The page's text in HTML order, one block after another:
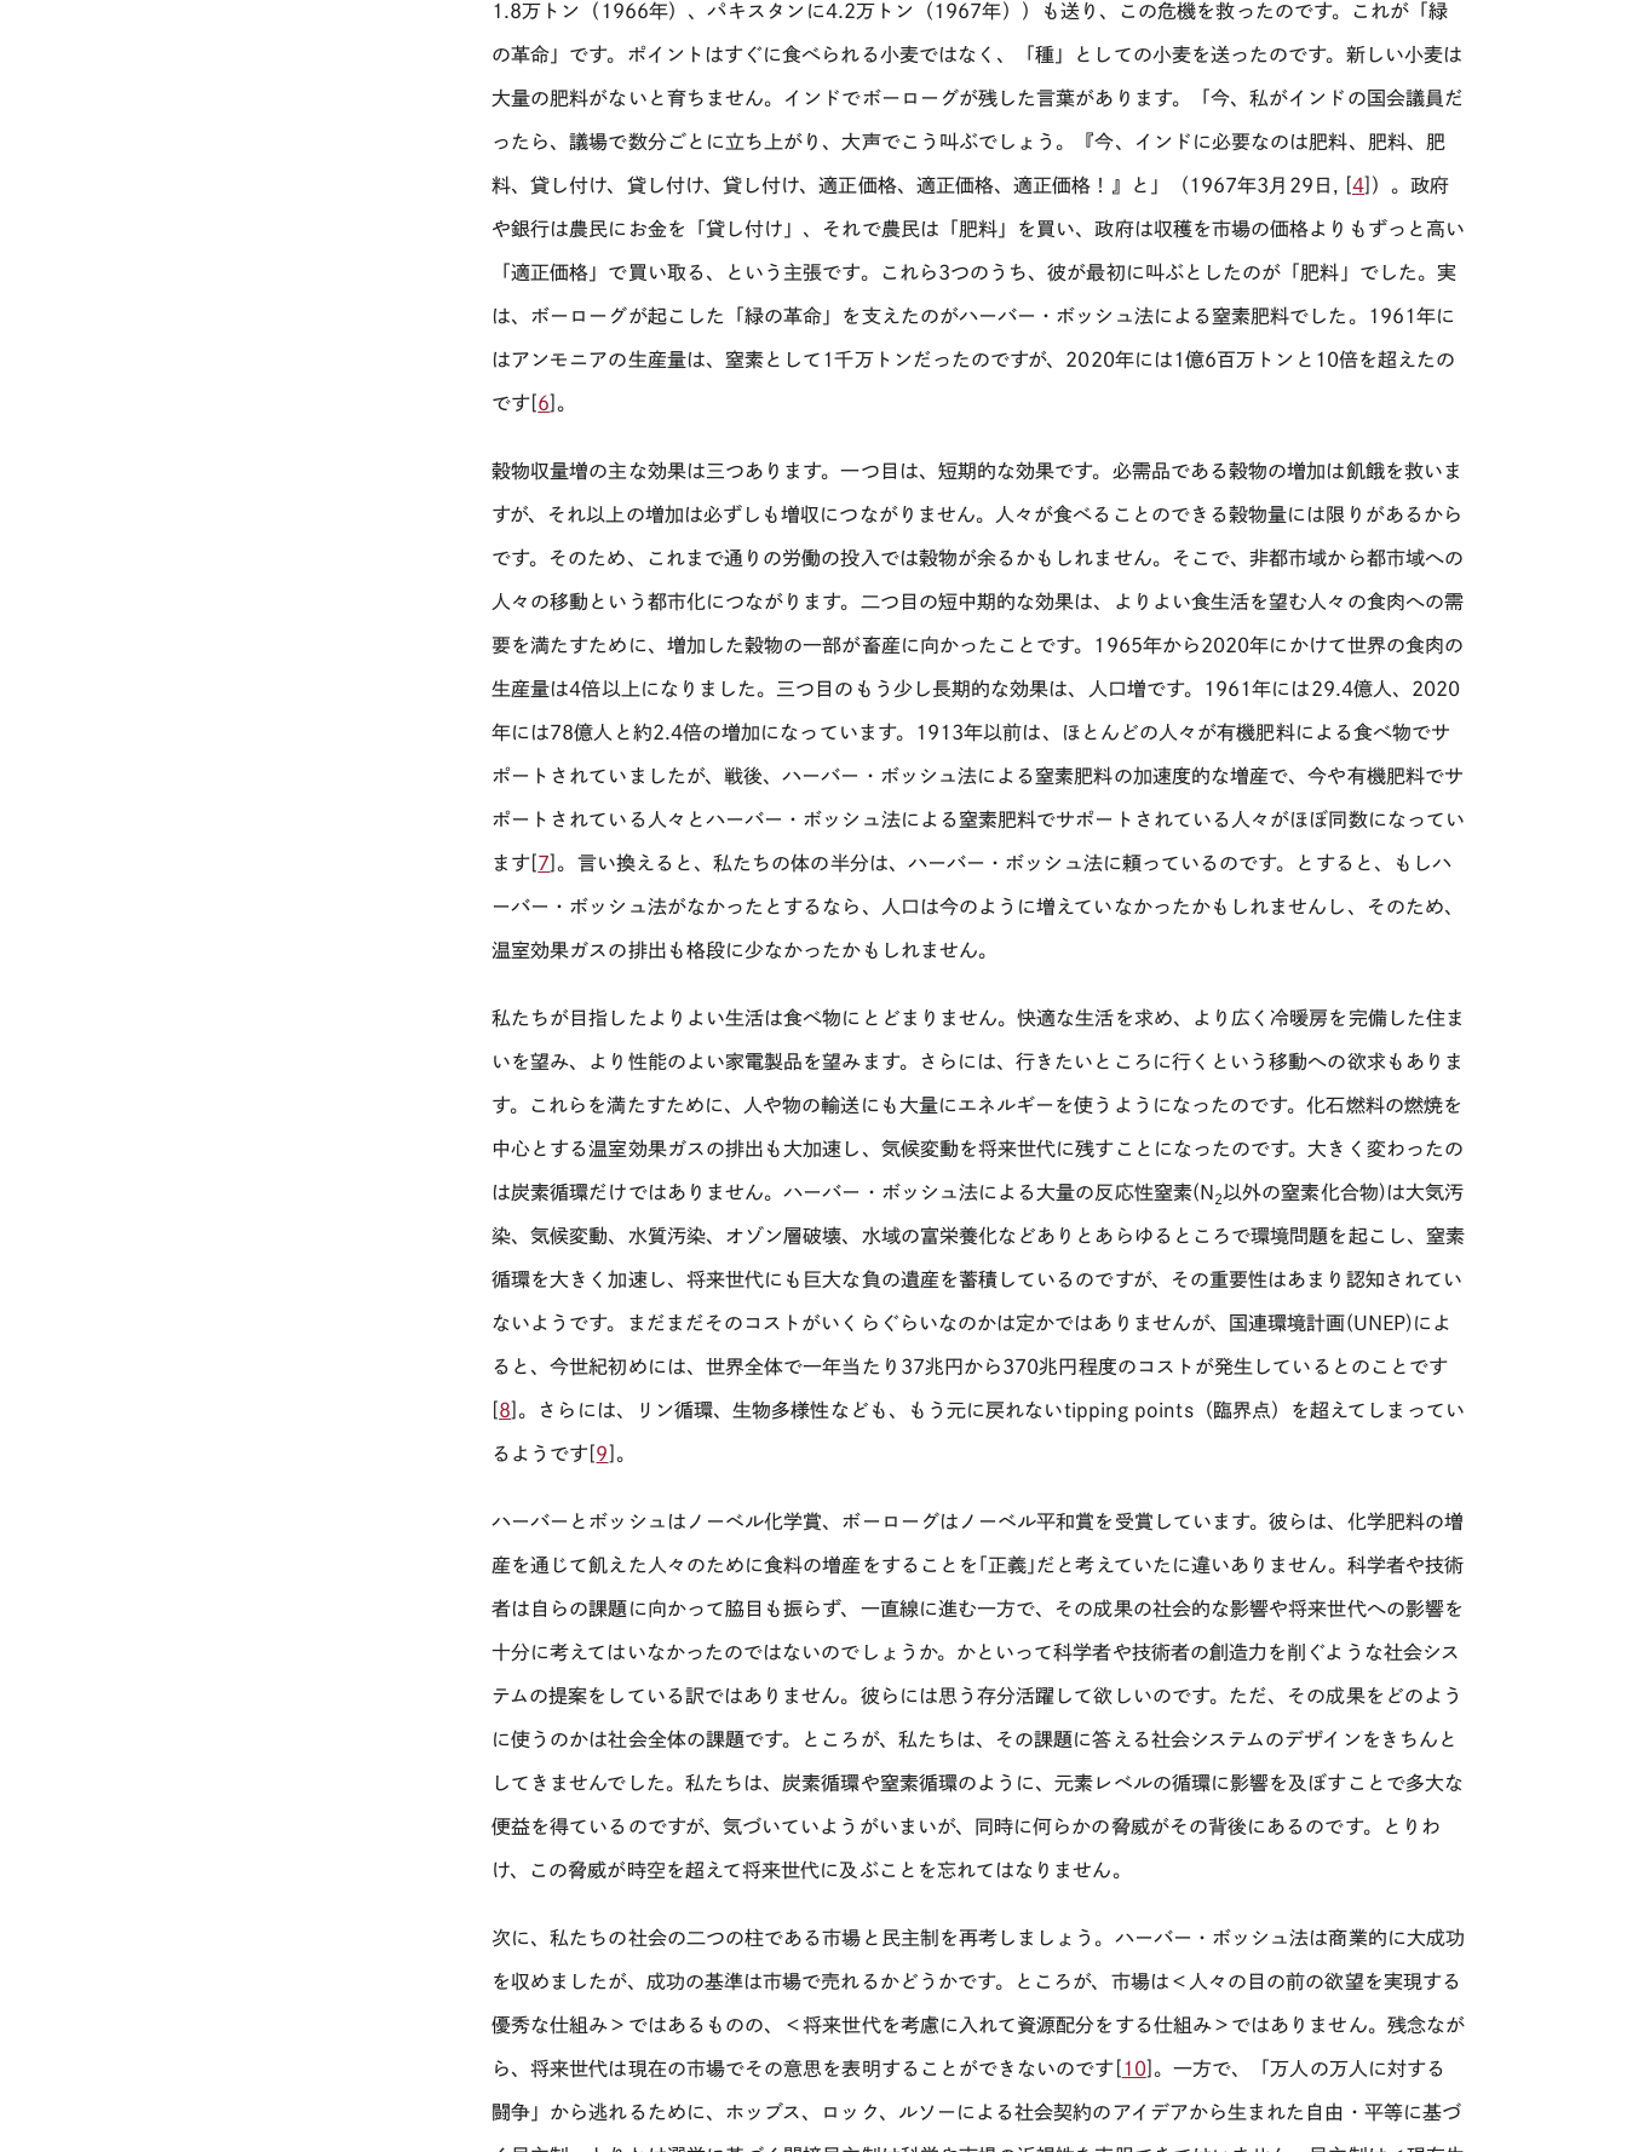
1.8万トン（1966年）、パキスタンに4.2万トン（1967年））も送り、この危機を救ったのです。これが「緑
の革命」です。ポイントはすぐに食べられる小麦ではなく、「種」としての小麦を送ったのです。新しい小麦は
大量の肥料がないと育ちません。インドでボーローグが残した言葉があります。「今、私がインドの国会議員だ
ったら、議場で数分ごとに立ち上がり、大声でこう叫ぶでしょう。『今、インドに必要なのは肥料、肥料、肥
料、貸し付け、貸し付け、貸し付け、適正価格、適正価格、適正価格！』と」（ 1967年3 月 29 日 , [4 ）。政府
や銀行は農民にお金を「貸し付け」、それで農民は「肥料」を買い、政府は収穫を市場の価格よりもずっと高い
「適正価格」で買い取る、という主張です。これら3つのうち、彼が最初に叫ぶとしたのが「肥料」でした。実
は、ボーローグが起こした「緑の革命」を支えたのがハーバー・ボッシュ法による窒素肥料でした。1961年に
はアンモニアの生産量は、窒素として1千万トンだったのですが、2020年には1億6百万トンと10倍を超えたの
です[ 6 ]。
穀物収量増の主な効果は三つあります。一つ目は、短期的な効果です。必需品である穀物の増加は飢餓を救いま
すが、それ以上の増加は必ずしも増収につながりません。人々が食べることのできる穀物量には限りがあるから
です。そのため、これまで通りの労働の投入では穀物が余るかもしれません。そこで、非都市域から都市域への
人々の移動という都市化につながります。二つ目の短中期的な効果は、よりよい食生活を望む人々の食肉への需
要を満たすために、増加した穀物の一部が畜産に向かったことです。 1965年から2020年にかけて世界の食肉の
生産量は4倍以上になりました。三つ目のもう少し長期的な効果は、人口増です。1961年には29.4億人、2020
年には78億人と約2.4倍の増加になっています。1913年以前は、ほとんどの人々が有機肥料による食べ物でサ
ポートされていましたが、戦後、ハーバー・ボッシュ法による窒素肥料の加速度的な増産で、今や有機肥料でサ
ポートされている人々とハーバー・ボッシュ法による窒素肥料でサポートされている人々がほぼ同数になってい
ます[ 7 ]。言い換えると、私たちの体の半分は、ハーバー・ボッシュ法に頼っているのです。とすると、もしハ
ーバー・ボッシュ法がなかったとするなら、人口は今のように増えていなかったかもしれませんし、そのため、
温室効果ガスの排出も格段に少なかったかもしれません。
私たちが目指したよりよい生活は食べ物にとどまりません。快適な生活を求め、より広く冷暖房を完備した住ま
いを望み、より性能のよい家電製品を望みます。さらには、行きたいところに行くという移動への欲求もありま
す。これらを満たすために、人や物の輸送にも大量にエネルギーを使うようになったのです。化石燃料の燃焼を
中心とする温室効果ガスの排出も大加速し、気候変動を将来世代に残すことになったのです。大きく変わったの
は炭素循環だけではありません。ハーバー・ボッシュ法による大量の反応性窒素(N 2以外の窒素化合物)は大気汚
染、気候変動、水質汚染、オゾン層破壊、水域の富栄養化などありとあらゆるところで環境問題を起こし、窒素
循環を大きく加速し、将来世代にも巨大な負の遺産を蓄積しているのですが、その重要性はあまり認知されてい
ないようです。まだまだそのコストがいくらぐらいなのかは定かではありませんが、国連環境計画(UNEP)によ
ると、今世紀初めには、世界全体で一年当たり37兆円から370兆円程度のコストが発生しているとのことです
8 ]。さらには、リン循環、生物多様性なども、もう元に戻れないtipping points（臨界点）を超えてしまってい
るようです[ 9 ]。
ハーバーとボッシュはノーベル化学賞、ボーローグはノーベル平和賞を受賞しています。彼らは、化学肥料の増
産を通じて飢えた人々のために食料の増産をすることを｢正義｣だと考えていたに違いありません。科学者や技術
者は自らの課題に向かって脇目も振らず、一直線に進む一方で、その成果の社会的な影響や将来世代への影響を
十分に考えてはいなかったのではないのでしょうか。かといって科学者や技術者の創造力を削ぐような社会シス
テムの提案をしている訳ではありません。彼らには思う存分活躍して欲しいのです。ただ、その成果をどのよう
に使うのかは社会全体の課題です。ところが、私たちは、その課題に答える社会システムのデザインをきちんと
してきませんでした。私たちは、炭素循環や窒素循環のように、元素レベルの循環に影響を及ぼすことで多大な
便益を得ているのですが、気づいていようがいまいが、同時に何らかの脅威がその背後にあるのです。とりわ
け、この脅威が時空を超えて将来世代に及ぶことを忘れてはなりません。
次に、私たちの社会の二つの柱である市場と民主制を再考しましょう。ハーバー・ボッシュ法は商業的に大成功
を収めましたが、成功の基準は市場で売れるかどうかです。ところが、市場は＜人々の目の前の欲望を実現する
優秀な仕組み＞ではあるものの、＜将来世代を考慮に入れて資源配分をする仕組み＞ではありません。残念なが
ら、将来世代は現在の市場でその意思を表明することができないのです[ 10]。一方で、「万人の万人に対する
闘争」から逃れるために、ホッブス、ロック、ルソーによる社会契約のアイデアから生まれた自由・平等に基づ